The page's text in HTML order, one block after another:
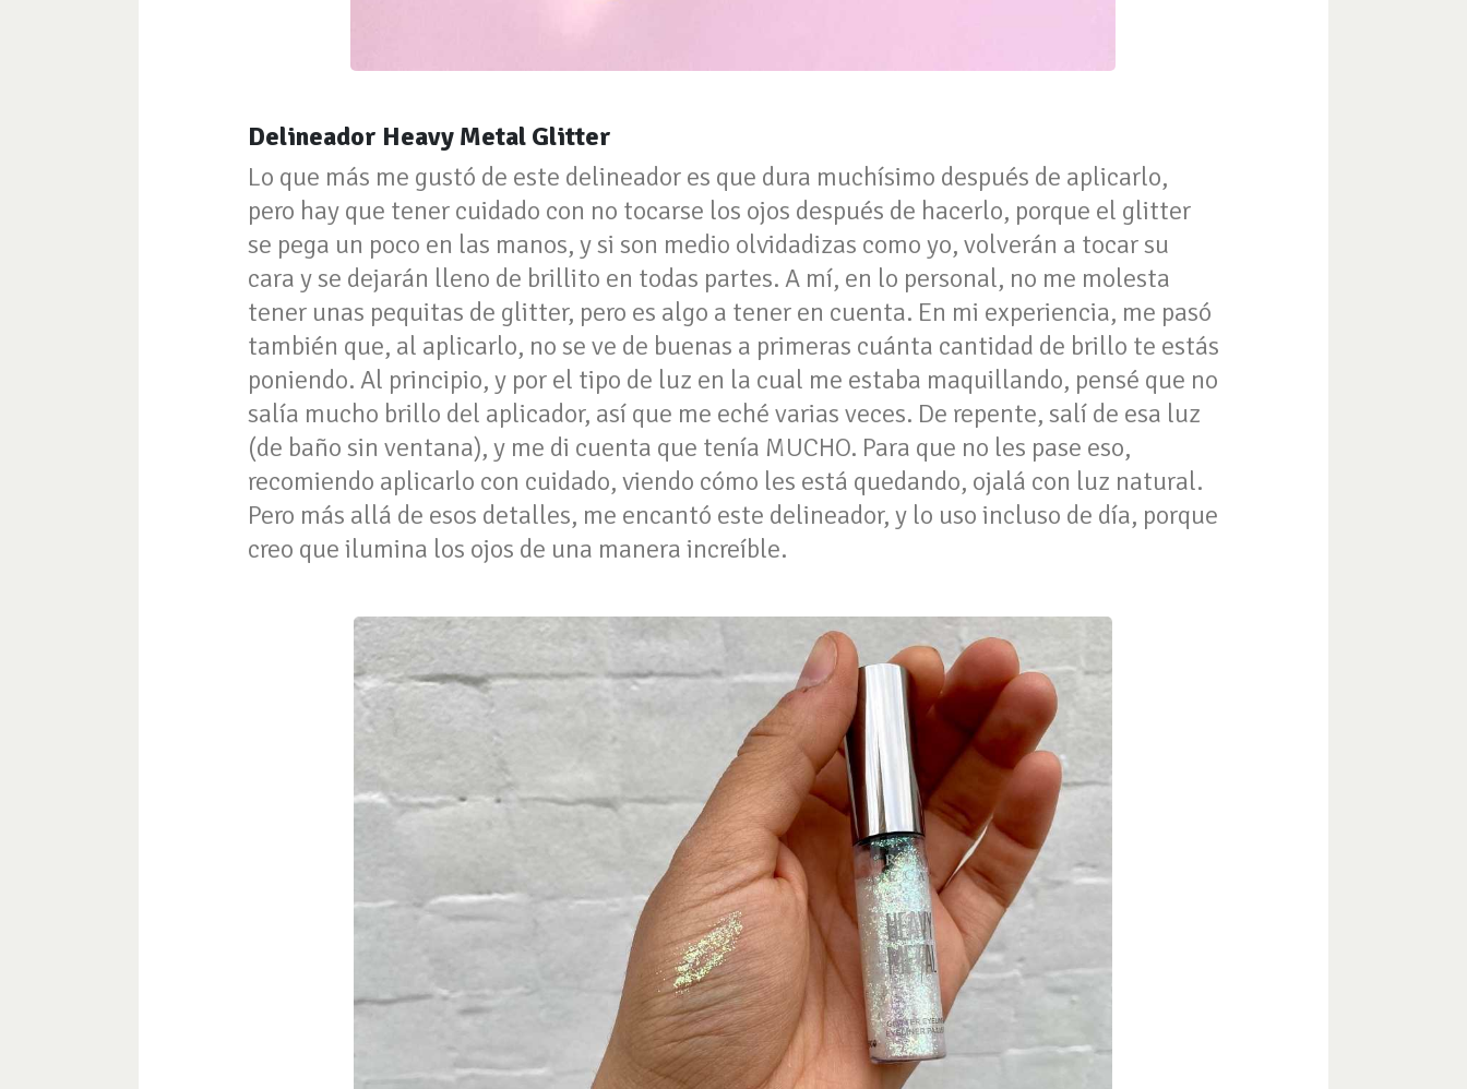
Delineador Heavy Metal Glitter
Lo que más me gustó de este delineador es que dura muchísimo después de aplicarlo,
pero hay que tener cuidado con no tocarse los ojos después de hacerlo, porque el glitter
se pega un poco en las manos, y si son medio olvidadizas como yo, volverán a tocar su
cara y se dejarán lleno de brillito en todas partes. A mí, en lo personal, no me molesta
tener unas pequitas de glitter, pero es algo a tener en cuenta. En mi experiencia, me pasó
también que, al aplicarlo, no se ve de buenas a primeras cuánta cantidad de brillo te estás
poniendo. Al principio, y por el tipo de luz en la cual me estaba maquillando, pensé que no
salía mucho brillo del aplicador, así que me eché varias veces. De repente, salí de esa luz
(de baño sin ventana), y me di cuenta que tenía MUCHO. Para que no les pase eso,
recomiendo aplicarlo con cuidado, viendo cómo les está quedando, ojalá con luz natural.
Pero más allá de esos detalles, me encantó este delineador, y lo uso incluso de día, porque
creo que ilumina los ojos de una manera increíble.